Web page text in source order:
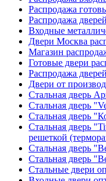
Распродажа
Распродажа
Входные
Двери Москва
Магазин
Готовые двери
Распродажа
Двери от
Стальная дверь
Стальная дверь
Стальная дверь
Стальная дверь
решеткой
Стальная дверь
Стальная дверь
Стальные двери